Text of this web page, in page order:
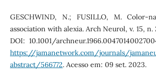
GESCHWIND, N.; FUSILLO, M. Color-
association with alexia. Arch Neurol, v. 15, n.
DOI: 10.1001/
https://jamanetwork.com/journals/
abstract/566772. Acesso em: 09 set. 2023.